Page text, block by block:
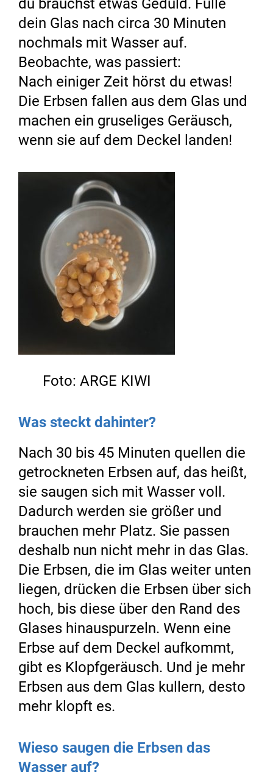
du brauchst etwas Geduld. Fülle
dein Glas nach circa 30 Minuten
nochmals mit Wasser auf.
Beobachte, was passiert:
Nach einiger Zeit hörst du etwas!
Die Erbsen fallen aus dem Glas und
machen ein gruseliges Geräusch,
wenn sie auf dem Deckel landen!
Foto: ARGE KIWI
Was steckt dahinter?
Nach 30 bis 45 Minuten quellen die
getrockneten Erbsen auf, das heißt,
sie saugen sich mit Wasser voll.
Dadurch werden sie größer und
brauchen mehr Platz. Sie passen
deshalb nun nicht mehr in das Glas.
Die Erbsen, die im Glas weiter unten
liegen, drücken die Erbsen über sich
hoch, bis diese über den Rand des
Glases hinauspurzeln. Wenn eine
Erbse auf dem Deckel aufkommt,
gibt es Klopfgeräusch. Und je mehr
Erbsen aus dem Glas kullern, desto
mehr klopft es.
Wieso saugen die Erbsen das
Wasser auf?